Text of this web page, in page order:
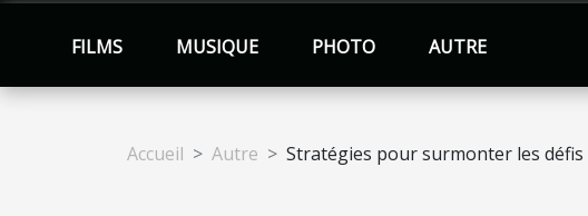
FILMS MUSIQUE PHOTO AUTRE
Accueil Autre Stratégies pour surmonter les